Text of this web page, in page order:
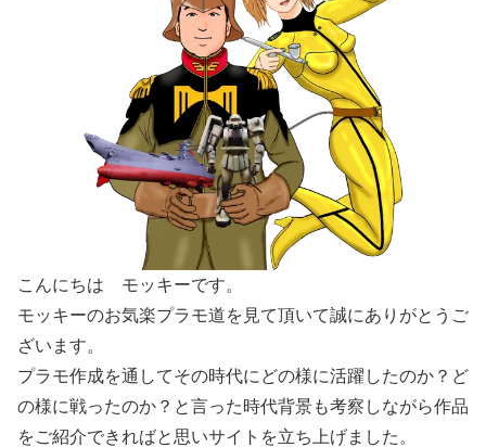
こんにちは モッキーです。
モッキーのお気楽プラモ道を見て頂いて誠にありがとうご
ざいます。
プラモ作成を通してその時代にどの様に活躍したのか？ど
の様に戦ったのか？と言った時代背景も考察しながら作品
をご紹介できればと思いサイトを立ち上げました。